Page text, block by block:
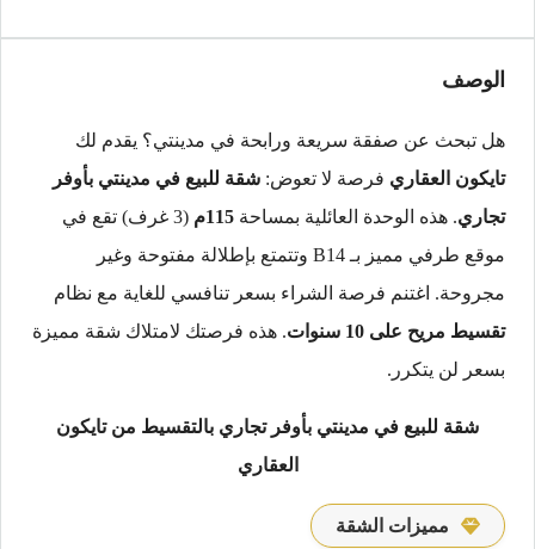
الوصف
هل تبحث عن صفقة سريعة ورابحة في مدينتي؟ يقدم لك
تايكون العقاري فرصة لا تعوض: شقة للبيع في مدينتي بأوفر
تجاري. هذه الوحدة العائلية بمساحة 115م
(3 غرف) تقع في
موقع طرفي مميز بـ B14 وتتمتع بإطلالة مفتوحة وغير
مجروحة. اغتنم فرصة الشراء بسعر تنافسي للغاية مع نظام
تقسيط مريح على 10 سنوات
. هذه فرصتك لامتلاك شقة مميزة
بسعر لن يتكرر.
شقة للبيع في مدينتي بأوفر تجاري بالتقسيط من تايكون
العقاري
مميزات الشقة